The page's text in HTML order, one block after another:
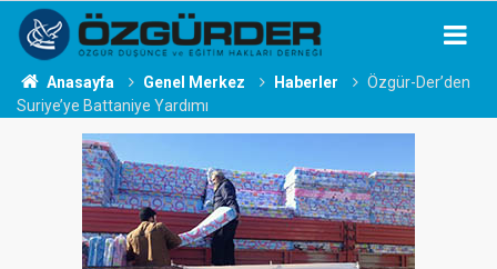
Anasayfa Genel Merkez Haberler
Özgür-Der’den
Suriye’ye Battaniye Yardımı